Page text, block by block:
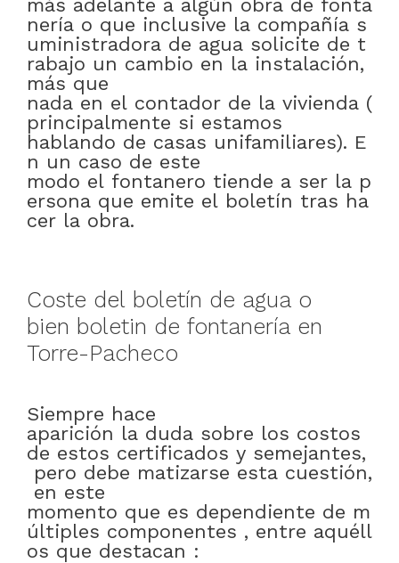
más adelante a algún obra de fonta
nería o que inclusive la compañía s
uministradora de agua solicite de t
rabajo un cambio en la instalación,
más que
nada en el contador de la vivienda (
principalmente si estamos
hablando de casas unifamiliares). E
n un caso de este
modo el fontanero tiende a ser la p
ersona que emite el boletín tras ha
cer la obra.
Coste del boletín de agua o
bien boletin de fontanería en
Torre-Pacheco
Siempre hace
aparición la duda sobre los costos
de estos certificados y semejantes,
pero debe matizarse esta cuestión,
en este
momento que es dependiente de m
últiples componentes , entre aquéll
os que destacan :